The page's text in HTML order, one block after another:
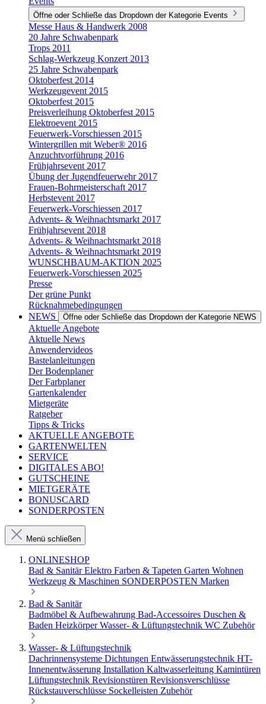
Öffne oder Schließe das Dropdown der Kategorie Events
Messe Haus & Handwerk 2008
20 Jahre Schwabenpark
Trops 2011
Schlag-Werkzeug Konzert 2013
25 Jahre Schwabenpark
Oktoberfest 2014
Werkzeugevent 2015
Oktoberfest 2015
Preisverleihung Oktoberfest 2015
Elektroevent 2015
Feuerwerk-Vorschiessen 2015
Wintergrillen mit Weber® 2016
Anzuchtvorführung 2016
Frühjahrsevent 2017
Übung der Jugendfeuerwehr 2017
Frauen-Bohrmeisterschaft 2017
Herbstevent 2017
Feuerwerk-Vorschiessen 2017
Advents- & Weihnachtsmarkt 2017
Frühjahrsevent 2018
Advents- & Weihnachtsmarkt 2018
Advents- & Weihnachtsmarkt 2019
WUNSCHBAUM-AKTION 2025
Feuerwerk-Vorschiessen 2025
Presse
Der grüne Punkt
Rücknahmebedingungen
NEWS
Öffne oder Schließe das Dropdown der Kategorie NEWS
Aktuelle Angebote
Aktuelle News
Anwendervideos
Bastelanleitungen
Der Bodenplaner
Der Farbplaner
Gartenkalender
Mietgeräte
Ratgeber
Tipps & Tricks
AKTUELLE ANGEBOTE
GARTENWELTEN
SERVICE
DIGITALES ABO!
GUTSCHEINE
MIETGERÄTE
BONUSCARD
SONDERPOSTEN
Menü schließen
ONLINESHOP
Bad & SanitärElektro Farben & Tapeten Garten Wohnen
Werkzeug & Maschinen SONDERPOSTEN Marken
Bad & Sanitär
Badmöbel & Aufbewahrung Bad-Accessoires Duschen &
Baden HeizkörperWasser- & Lüftungstechnik WC Zubehör
Wasser- & Lüftungstechnik
Dachrinnensysteme Dichtungen Entwässerungstechnik HT-
Innenentwässerung Installation Kaltwasserleitung Kamintüren
Lüftungstechnik Revisionstüren Revisionsverschlüsse
Rückstauverschlüsse Sockelleisten Zubehör